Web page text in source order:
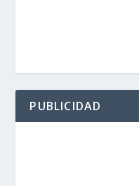
PUBLICIDAD